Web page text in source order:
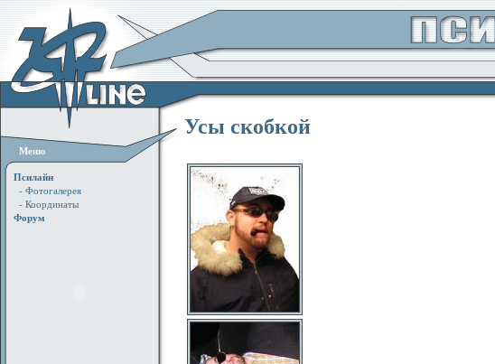
Меню
Псилайн
- Фотогалерея
- Координаты
Форум
Усы скобкой